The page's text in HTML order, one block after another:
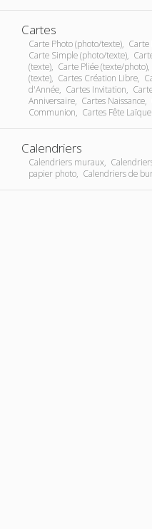
Cartes
Carte Photo (photo/texte), Carte
Carte Simple (photo/texte),
(texte), Carte Pliée (texte/
(texte), Cartes Création Libre,
d'Année, Cartes Invitation,
Anniversaire, Cartes Naissance,
Communion, Cartes Fête Laïque
Calendriers
Calendriers muraux,
papier photo, Calendriers de